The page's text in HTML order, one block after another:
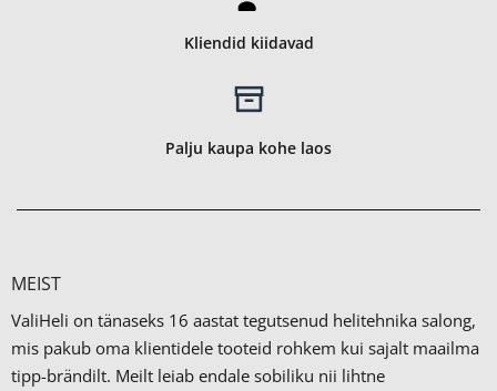
Kliendid kiidavad
Palju kaupa kohe laos
MEIST
ValiHeli on tänaseks 16 aastat tegutsenud helitehnika salong,
mis pakub oma klientidele tooteid rohkem kui sajalt maailma
tipp-brändilt. Meilt leiab endale sobiliku nii lihtne